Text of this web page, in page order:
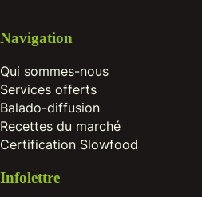
Navigation
Qui sommes-nous
Services offerts
Balado-diffusion
Recettes du marché
Certification Slowfood
Infolettre